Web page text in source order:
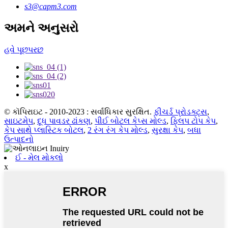
s3@capm3.com
અમને અનુસરો
હવે પૂછપરછ
© કૉપિરાઇટ - 2010-2023 : સર્વાધિકાર સુરક્ષિત. ફીચર્ડ પ્રોડક્ટ્સ,
સાઇટમેપ, દૂધ પાવડર ઢાંકણ, પીઈ બોટલ કેપ્સ મોલ્ડ, ફ્લિપ ટોપ કેપ,
કેપ સાથે પ્લાસ્ટિક બોટલ, 2 રંગ રંગ કેપ મોલ્ડ, સુરક્ષા કેપ, બધા
ઉત્પાદનો
ઈ - મેલ મોકલો
x